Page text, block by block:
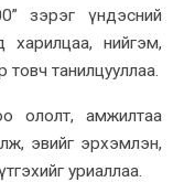
зэрэг үндэсний
харилцаа, нийгэм,
товч танилцууллаа.
ололт, амжилтаа
эвийг эрхэмлэн,
уриаллаа.